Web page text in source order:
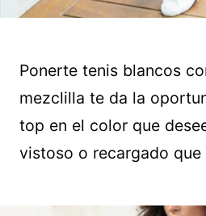
Ponerte tenis blancos
mezclilla te da la
top en el color que
vistoso o recargado que